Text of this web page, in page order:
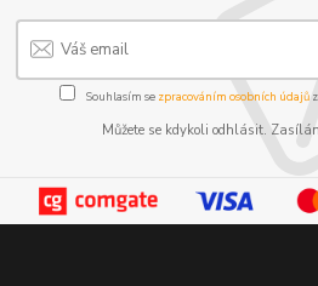
Souhlasím se zpracováním osobních údajů
Můžete se kdykoli odhlásit.